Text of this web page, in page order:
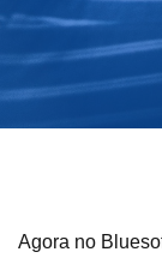
Agora no